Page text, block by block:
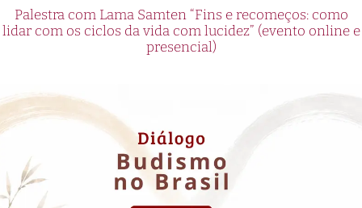
Palestra com Lama Samten “Fins e recomeços: como
lidar com os ciclos da vida com lucidez” (evento online e
presencial)